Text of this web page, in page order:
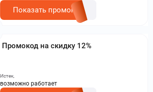
Показать промокод
Промокод на скидку 12%
Истек,
возможно работает